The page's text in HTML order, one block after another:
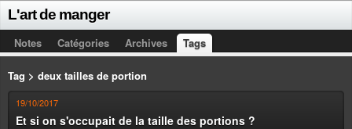
L'art de manger
Notes Catégories Archives Tags
Tag > deux tailles de portion
19/10/2017
Et si on s'occupait de la taille des portions ?